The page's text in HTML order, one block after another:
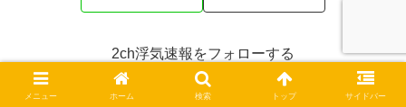
2ch浮気速報をフォローする
メニュー ホーム 検索 トップ サイドバー